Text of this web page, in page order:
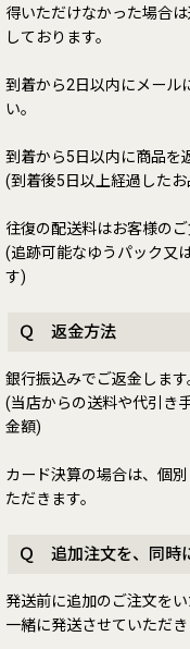
得いただけなかった場合
しております。
到着から2日以内にメール
い。
到着から5日以内に商品を
(到着後5日以上経過した
往復の配送料はお客様のご
(追跡可能なゆうパック又
す)
Ｑ 返金方法
銀行振込みでご返金します
(当店からの送料や代引き
金額)
カード決算の場合は、個
ただきます。
Ｑ 追加注文を、同時
発送前に追加のご注文をい
一緒に発送させていただき